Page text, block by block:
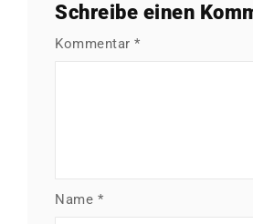
Schreibe einen
Kommentar *
Name *